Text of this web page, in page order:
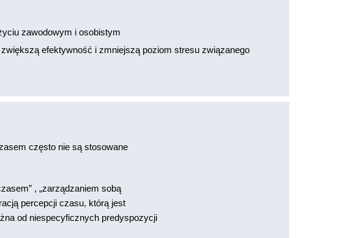
zawodowym i osobistym
efektywność i zmniejszą poziom stresu związanego
często nie są stosowane
, „zarządzaniem sobą
percepcji czasu, którą jest
od niespecyficznych predyspozycji